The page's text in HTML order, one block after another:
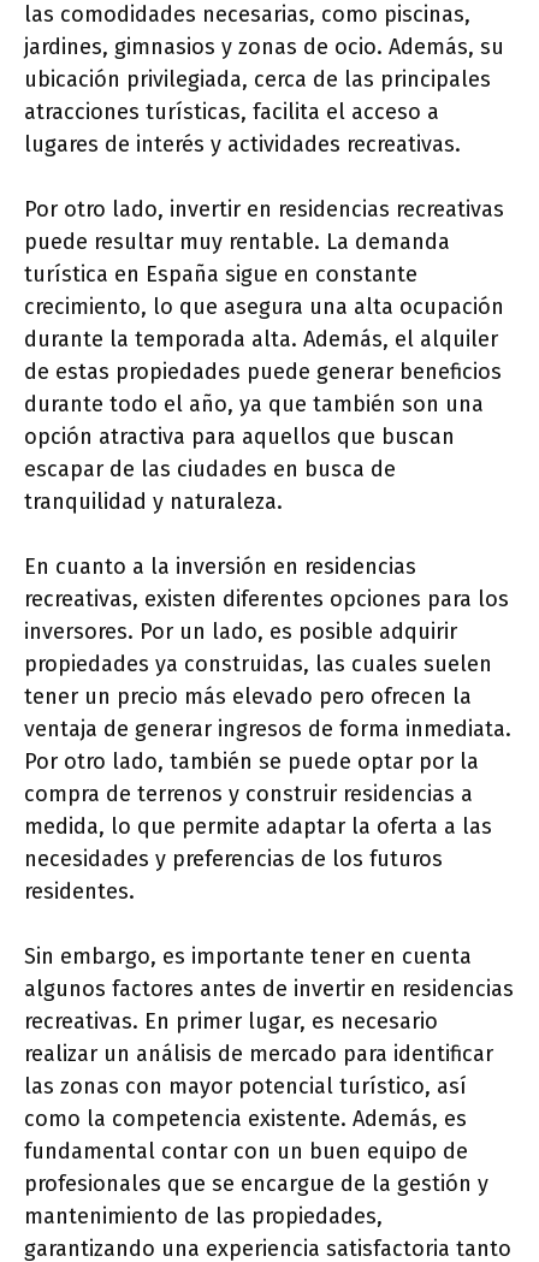
las comodidades necesarias, como piscinas,
jardines, gimnasios y zonas de ocio. Además, su
ubicación privilegiada, cerca de las principales
atracciones turísticas, facilita el acceso a
lugares de interés y actividades recreativas.
Por otro lado, invertir en residencias recreativas
puede resultar muy rentable. La demanda
turística en España sigue en constante
crecimiento, lo que asegura una alta ocupación
durante la temporada alta. Además, el alquiler
de estas propiedades puede generar beneficios
durante todo el año, ya que también son una
opción atractiva para aquellos que buscan
escapar de las ciudades en busca de
tranquilidad y naturaleza.
En cuanto a la inversión en residencias
recreativas, existen diferentes opciones para los
inversores. Por un lado, es posible adquirir
propiedades ya construidas, las cuales suelen
tener un precio más elevado pero ofrecen la
ventaja de generar ingresos de forma inmediata.
Por otro lado, también se puede optar por la
compra de terrenos y construir residencias a
medida, lo que permite adaptar la oferta a las
necesidades y preferencias de los futuros
residentes.
Sin embargo, es importante tener en cuenta
algunos factores antes de invertir en residencias
recreativas. En primer lugar, es necesario
realizar un análisis de mercado para identificar
las zonas con mayor potencial turístico, así
como la competencia existente. Además, es
fundamental contar con un buen equipo de
profesionales que se encargue de la gestión y
mantenimiento de las propiedades,
garantizando una experiencia satisfactoria tanto